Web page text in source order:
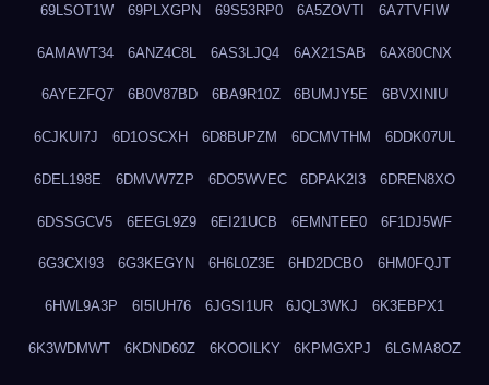
69LSOT1W 69PLXGPN 69S53RP0 6A5ZOVTI 6A7TVFIW
6AMAWT34 6ANZ4C8L 6AS3LJQ4 6AX21SAB 6AX80CNX
6AYEZFQ7 6B0V87BD 6BA9R10Z 6BUMJY5E 6BVXINIU
6CJKUI7J 6D1OSCXH 6D8BUPZM 6DCMVTHM 6DDK07UL
6DEL198E 6DMVW7ZP 6DO5WVEC 6DPAK2I3 6DREN8XO
6DSSGCV5 6EEGL9Z9 6EI21UCB 6EMNTEE0 6F1DJ5WF
6G3CXI93 6G3KEGYN 6H6L0Z3E 6HD2DCBO 6HM0FQJT
6HWL9A3P 6I5IUH76 6JGSI1UR 6JQL3WKJ 6K3EBPX1
6K3WDMWT 6KDND60Z 6KOOILKY 6KPMGXPJ 6LGMA8OZ